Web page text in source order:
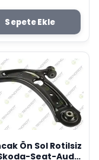
Sepete Ekle
Ön Sol Rotilsiz
Seat-Audi-